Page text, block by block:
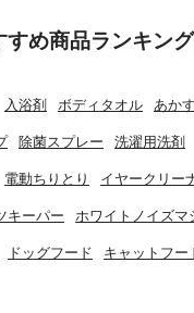
め商品ランキング
入浴剤 ボディタオル あか
除菌スプレー 洗濯用洗剤
電動ちりとり イヤークリー
キーパー ホワイトノイズマ
ドッグフード キャットフー